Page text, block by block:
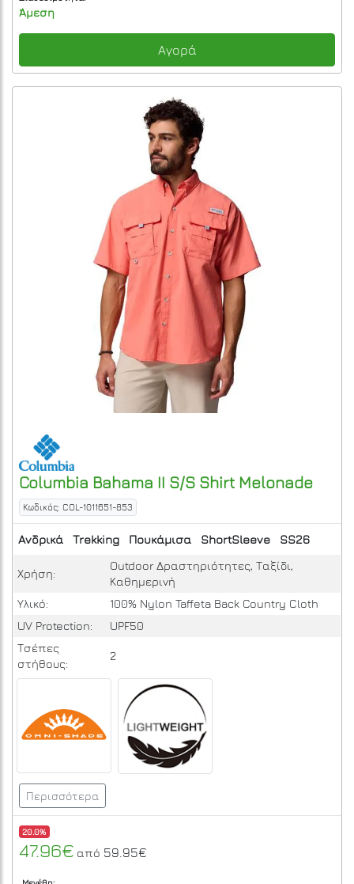
Άμεση
Αγορά
Columbia Bahama II S/S Shirt Melonade
Κωδικός: COL-1011651-853
Ανδρικά Trekking Πουκάμισα ShortSleeve SS26
Χρήση:
Outdoor Δραστηριότητες, Ταξίδι,
Καθημερινή
Υλικό:
100% Nylon Taffeta Back Country Cloth
UV Protection:
UPF50
Τσέπες
στήθους:
2
Περισσότερα
20.0%
47.96€ από 59.95€